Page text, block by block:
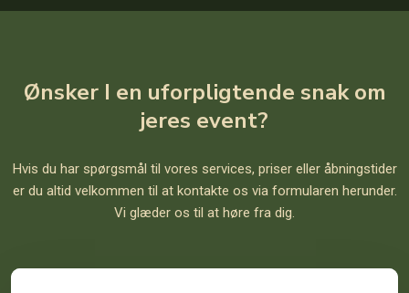
​Ønsker I en uforpligtende snak om
jeres event?
Hvis du har spørgsmål til vores services, priser eller åbningstider
er du altid velkommen til at kontakte os via formularen herunder.
Vi glæder os til at høre fra dig.